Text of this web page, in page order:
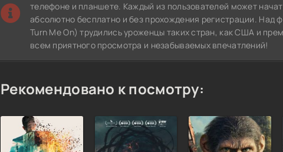
телефоне и планшете. Каждый из пользователей может
абсолютно бесплатно и без прохождения регистрации.
Turn Me On) трудились уроженцы таких стран, как США и
всем приятного просмотра и незабываемых впечатлений!
Рекомендовано к посмотру: